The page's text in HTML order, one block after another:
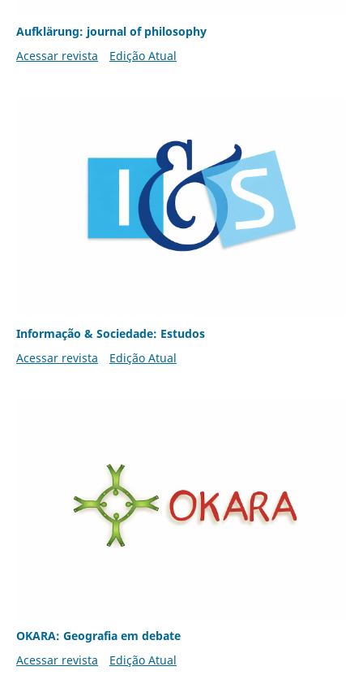
Aufklärung: journal of philosophy
Acessar revista
Edição Atual
Informação & Sociedade: Estudos
Acessar revista
Edição Atual
OKARA: Geografia em debate
Acessar revista
Edição Atual